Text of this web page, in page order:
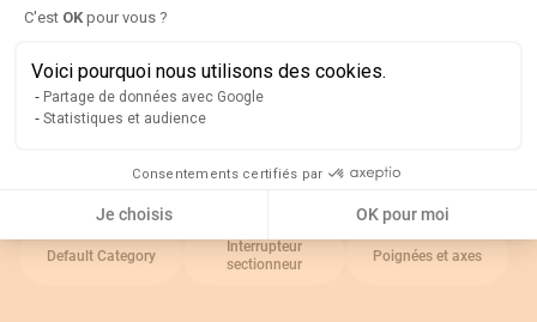
C'est OK pour vous ?
Voici pourquoi nous utilisons des cookies.
Partage de données avec Google
Statistiques et audience
Consentements certifiés par
Je choisis OK pour moi
Pour être utilisé avec :
Rappel
Catégories associées
Default Category
Interrupteur
sectionneur
Poignées et axes